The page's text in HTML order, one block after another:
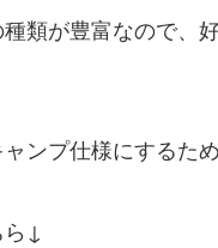
類が豊富なので、
ンプ仕様にするた
ら↓